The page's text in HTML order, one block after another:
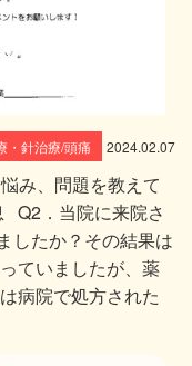
・針治療/頭痛 2024.02.07
み、問題を教えて
Q2．当院に来院さ
したか？その結果は
ていましたが、薬
病院で処方された